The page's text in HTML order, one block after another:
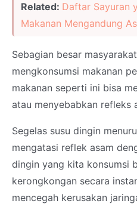
Related: Daftar Sayuran
Makanan Mengandung
Sebagian besar
mengkonsumsi makanan
makanan seperti ini bisa
atau menyebabkan refleks
Segelas susu dingin
mengatasi reflek asam
dingin yang kita konsumsi
kerongkongan secara
mencegah kerusakan